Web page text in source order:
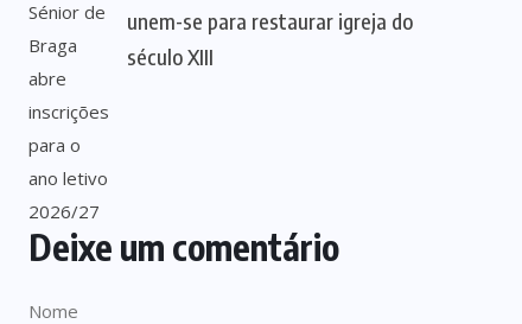
unem-se para restaurar igreja do
século XIII
Deixe um comentário